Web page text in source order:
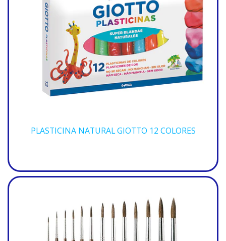
PLASTICINA NATURAL GIOTTO 12 COLORES